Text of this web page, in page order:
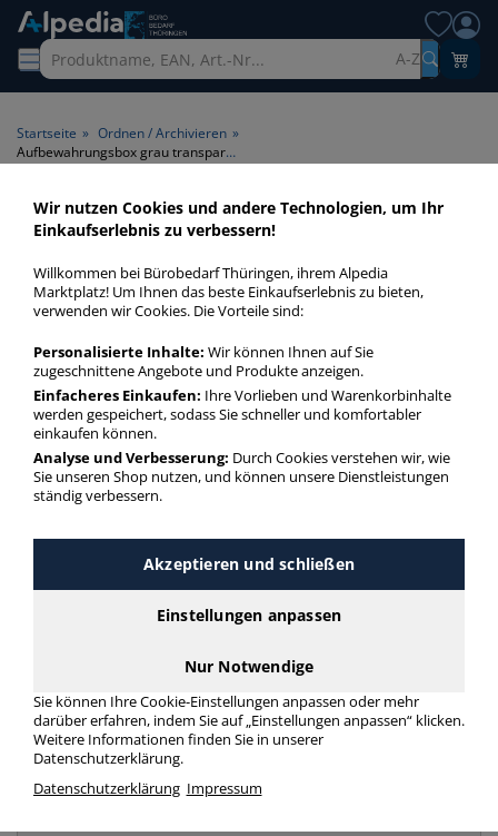
A-Z
Startseite » Ordnen / Archivieren »
Aufbewahrungsbox grau transparent
Aufbewahrungsbox grau
transparent > Farbe grau
transparent
Transportboxen grau transparent in bester Qualität zum
günstigen Preis. Finden Sie schnell Transportboxen grau
transparent mit unserer Filter-Funktion.
Aufbewahrungsbox grau transparent
mehr Infos zur Kategorie
Häufig gesucht
84 l
Aufbewahrungsbox
64 l
Aufbewahrungsbox
Wir nutzen Cookies und andere Technologien, um Ihr
Einkaufserlebnis zu verbessern!
Willkommen bei Bürobedarf Thüringen, ihrem Alpedia
Marktplatz! Um Ihnen das beste Einkaufserlebnis zu bieten,
verwenden wir Cookies. Die Vorteile sind:
Personalisierte Inhalte: Wir können Ihnen auf Sie
zugeschnittene Angebote und Produkte anzeigen.
Einfacheres Einkaufen: Ihre Vorlieben und Warenkorbinhalte
werden gespeichert, sodass Sie schneller und komfortabler
einkaufen können.
Analyse und Verbesserung: Durch Cookies verstehen wir, wie
Sie unseren Shop nutzen, und können unsere Dienstleistungen
ständig verbessern.
Akzeptieren und schließen
Einstellungen anpassen
Nur Notwendige
Sie können Ihre Cookie-Einstellungen anpassen oder mehr
darüber erfahren, indem Sie auf „Einstellungen anpassen“ klicken.
Weitere Informationen finden Sie in unserer
Datenschutzerklärung.
Datenschutzerklärung Impressum